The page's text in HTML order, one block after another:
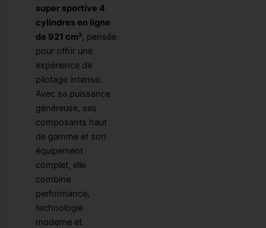
super sportive 4
cylindres en ligne
de 921 cm³, pensée
pour offrir une
expérience de
pilotage intense.
Avec sa puissance
généreuse, ses
composants haut
de gamme et son
équipement
complet, elle
combine
performance,
technologie
moderne et